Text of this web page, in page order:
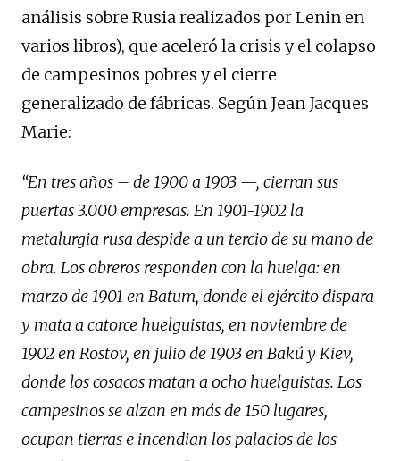
análisis sobre Rusia realizados por Lenin en
varios libros), que aceleró la crisis y el colapso
de campesinos pobres y el cierre
generalizado de fábricas. Según Jean Jacques
Marie:
“En tres años – de 1900 a 1903 —, cierran sus
puertas 3.000 empresas. En 1901-1902 la
metalurgia rusa despide a un tercio de su mano de
obra. Los obreros responden con la huelga: en
marzo de 1901 en Batum, donde el ejército dispara
y mata a catorce huelguistas, en noviembre de
1902 en Rostov, en julio de 1903 en Bakú y Kiev,
donde los cosacos matan a ocho huelguistas. Los
campesinos se alzan en más de 150 lugares,
ocupan tierras e incendian los palacios de los